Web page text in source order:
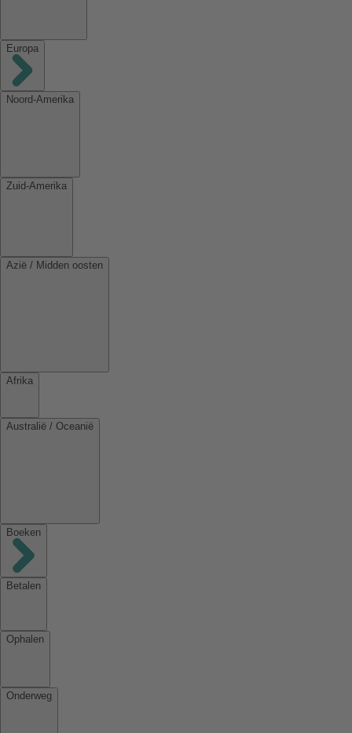
Europa
Noord-Amerika
Zuid-Amerika
Azië / Midden oosten
Afrika
Australië / Oceanië
Boeken
Betalen
Ophalen
Onderweg